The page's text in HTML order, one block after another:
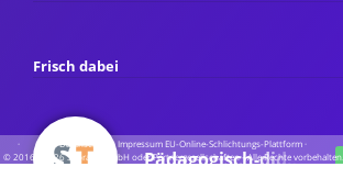
Frisch dabei
Pädagogisch-did…
· · ·Datenschutz ·Impressum EU-Online-Schlichtungs-Plattform·
© 2016 - 2026 SupraTix GmbH oder Partnergesellschaften - Alle Rechte vorbehalten.